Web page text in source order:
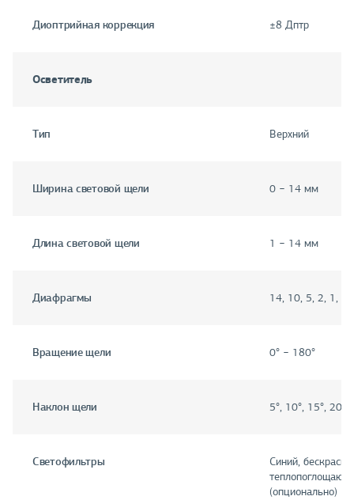
Диоптрийная коррекция ±8 Дптр
Осветитель
Тип Верхний
Ширина световой щели 0 − 14 мм
Длина световой щели 1 − 14 мм
Диафрагмы 14, 10, 5, 2, 1,
Вращение щели 0° − 180°
Наклон щели 5°, 10°, 15°, 20°
Светофильтры
Синий,
(опционально)